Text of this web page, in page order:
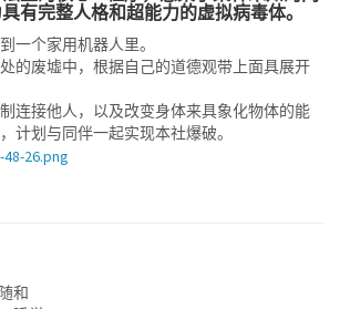
有完整人格和超能力的虚拟病毒体。
一个家用机器人里。
的废墟中，根据自己的道德观带上面具展开
连接他人，以及改变身体来具象化物体的能
计划与同伴一起实现本社爆破。
和